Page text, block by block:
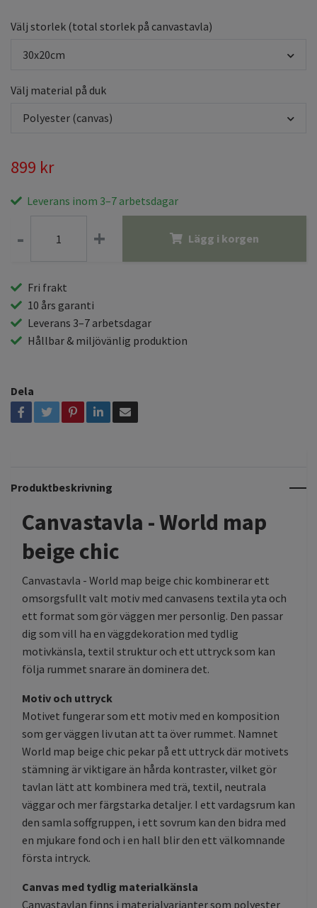
Välj storlek (total storlek på canvastavla)
30x20cm
Välj material på duk
Polyester (canvas)
899 kr
Leverans inom 3–7 arbetsdagar
- + Lägg i korgen
Fri frakt
10 års garanti
Leverans 3–7 arbetsdagar
Hållbar & miljövänlig produktion
Dela
Produktbeskrivning
Canvastavla - World map
beige chic
Canvastavla - World map beige chic kombinerar ett
omsorgsfullt valt motiv med canvasens textila yta och
ett format som gör väggen mer personlig. Den passar
dig som vill ha en väggdekoration med tydlig
motivkänsla, textil struktur och ett uttryck som kan
följa rummet snarare än dominera det.
Motiv och uttryck
Motivet fungerar som ett motiv med en komposition
som ger väggen liv utan att ta över rummet. Namnet
World map beige chic pekar på ett uttryck där motivets
stämning är viktigare än hårda kontraster, vilket gör
tavlan lätt att kombinera med trä, textil, neutrala
väggar och mer färgstarka detaljer. I ett vardagsrum kan
den samla soffgruppen, i ett sovrum kan den bidra med
en mjukare fond och i en hall blir den ett välkomnande
första intryck.
Canvas med tydlig materialkänsla
Canvastavlan finns i materialvarianter som polyester